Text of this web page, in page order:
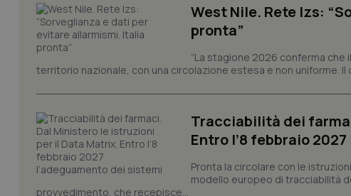
West Nile. Rete Izs:
pronta”
“La stagione 2026 conferma che
territorio nazionale, con una circolazione estesa e non uniforme. Il
Tracciabilità dei
Entro l’8 febbraio
Pronta la circolare con le
modello europeo di tracciabilità
provvedimento, che recepisce...